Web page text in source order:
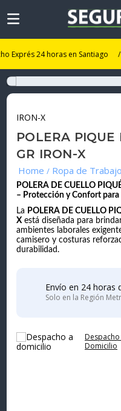
24 horas en Santiago /
IRON-X
POLERA
GR IRON-X
Ropa de Trabajo
POLERA DE CUELLO
– Protección y Confort para
La POLERA DE CUELLO
Xestá diseñada para
ambientes laborales
camisero y costuras
durabilidad.
Envío en 24 horas
Solo en la Región
Despacho
Domicilio